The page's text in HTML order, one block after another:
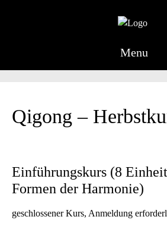
Menu
Qigong –
Einführungskurs (8
Formen der Harmonie)
geschlossener Kurs, Anmeldung